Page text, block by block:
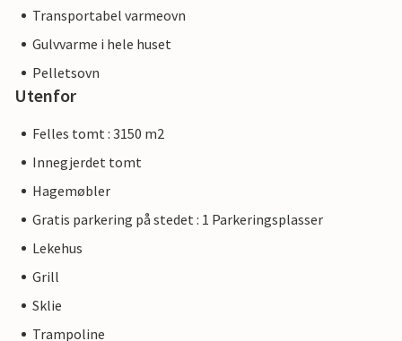
Transportabel varmeovn
Gulvvarme i hele huset
Pelletsovn
Utenfor
Felles tomt : 3150 m2
Innegjerdet tomt
Hagemøbler
Gratis parkering på stedet : 1 Parkeringsplasser
Lekehus
Grill
Sklie
Trampoline